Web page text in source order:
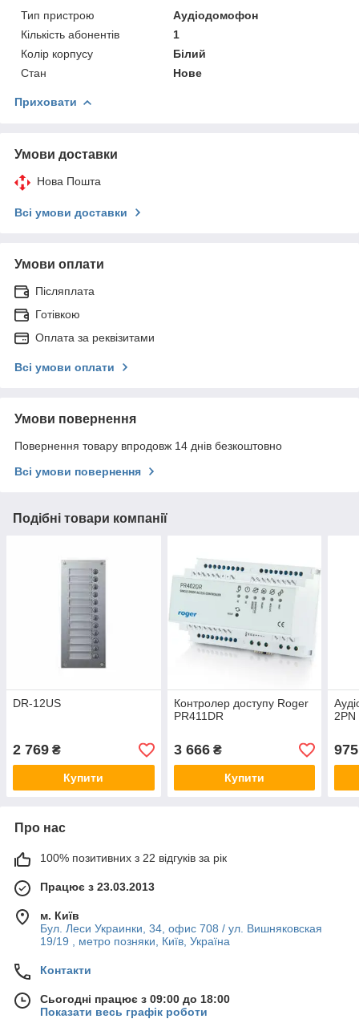
Тип пристрою
Аудіодомофон
Кількість абонентів
1
Колір корпусу
Білий
Стан
Нове
Приховати
Умови доставки
Нова Пошта
Всі умови доставки
Умови оплати
Післяплата
Готівкою
Оплата за реквізитами
Всі умови оплати
Умови повернення
Повернення товару впродовж 14 днів безкоштовно
Всі умови повернення
Подібні товари компанії
DR-12US
2 769 ₴
Купити
Контролер доступу Roger
PR411DR
3 666₴
Купити
2PN
975
Про нас
100% позитивних з 22 відгуків за рік
Працює з 23.03.2013
м. Київ
Бул. Леси Украинки, 34, офис 708 / ул. Вишняковская
19/19 , метро позняки, Київ, Україна
Контакти
Сьогодні працює з 09:00 до 18:00
Показати весь графік роботи